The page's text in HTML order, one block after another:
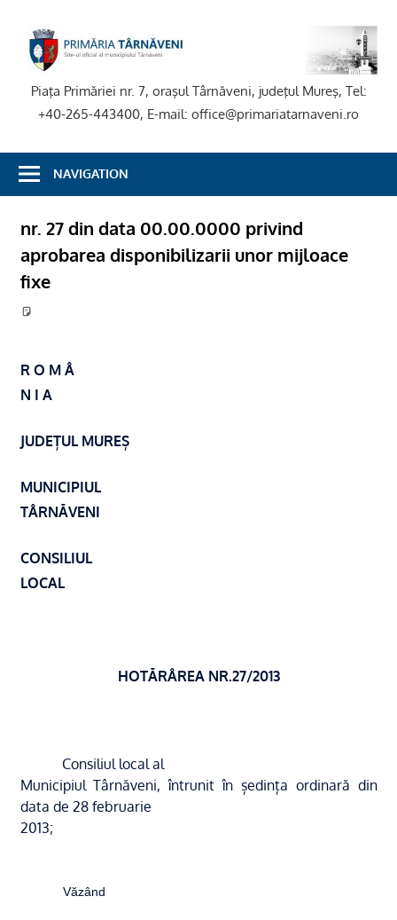
content
Piaţa Primăriei nr. 7, oraşul Târnăveni, judeţul Mureş, Tel:
+40-265-443400, E-mail: office@primariatarnaveni.ro
NAVIGATION
nr. 27 din data 00.00.0000 privind
aprobarea disponibilizarii unor mijloace
fixe
R O M Â
N I A
JUDEȚUL MUREȘ
MUNICIPIUL
TÂRNĂVENI
CONSILIUL
LOCAL
HOTĂRÂREA NR.27/2013
Consiliul local al
Municipiul Târnăveni, întrunit în ședința ordinară din
data de 28 februarie
2013;
Văzând